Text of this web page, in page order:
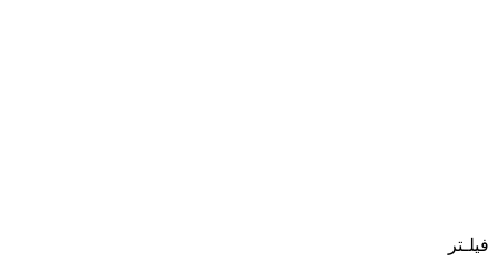
فیلـتر